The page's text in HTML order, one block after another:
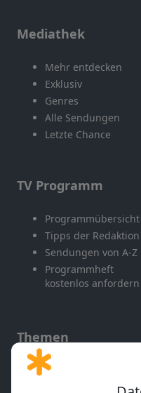
Mediathek
Mehr entdecken
Exklusiv
Genres
Alle Sendungen
Letzte Chance
TV Programm
Programmübersicht
Tipps der Redaktion
Sendungen von A-Z
Programmheft
kostenlos anfordern
Themen
Gott und Bibel erklärt